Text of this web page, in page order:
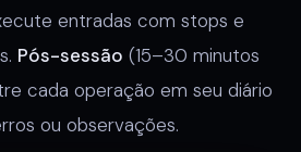
entradas com stops e
Pós-sessão (15–30 minutos
cada operação em seu diário
ou observações.